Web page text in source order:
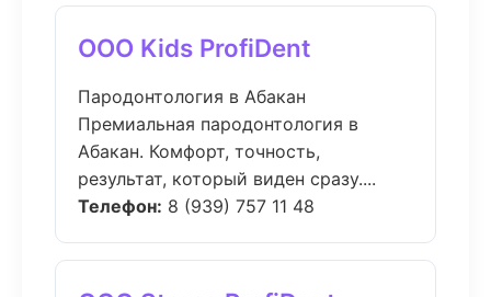
ООО Kids ProfiDent
Пародонтология в Абакан
Премиальная пародонтология в
Абакан. Комфорт, точность,
результат, который виден сразу....
Телефон: 8 (939) 757 11 48